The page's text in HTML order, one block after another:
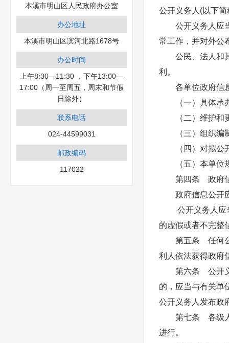
本溪市明山区人民政府办公室
办公地址
本溪市明山区滨河北路1678号
办公时间
上午8:30—11:30 ，下午13:00—
17:00（周一至周五，周末和节假
日除外）
联系电话
024-44599031
邮政编码
117022
公开义务人(以下
公开义务人应当
常工作，并对外公
公民、法人和其
利。
各单位政府信息
（一）具体承办
（二）维护和更
（三）组织编制
（四）对拟公开
（五）本单位规
第四条 政府信
政府信息公开应
公开义务人应当
的虚假或者不完整
第五条 任何公民
利人依法获得政府
第六条 公开义务
的，应当与有关单
公开义务人发布政
第七条 各级人民
进行。